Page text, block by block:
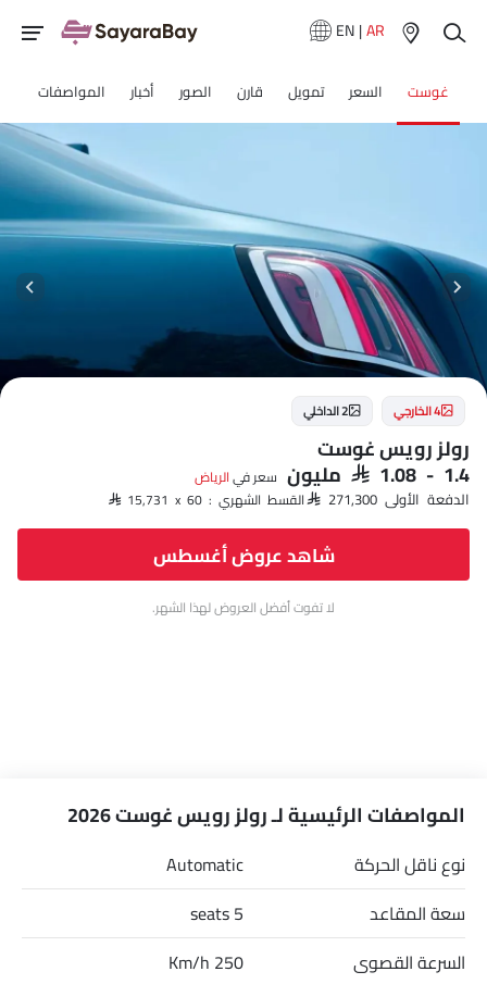
EN|AR
غوست السعر تمويل قارن الصور أخبار المواصفات
4 الخارجي 2 الداخلي
رولز رويس غوست
SAR 1.08 - 1.4 مليون سعر فيالرياض‎
الدفعة الأولى SAR 271,300 القسط الشهري : SAR 15,731 x 60
شاهد عروض أغسطس
لا تفوت أفضل العروض لهذا الشهر.
المواصفات الرئيسية لـ رولز رويس غوست 2026
نوع ناقل الحركة
Automatic
سعة المقاعد
5 seats
السرعة القصوى
250 Km/h